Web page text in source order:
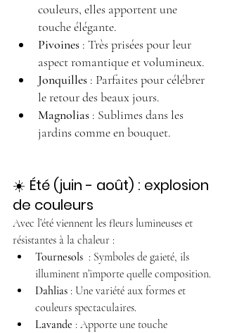
couleurs, elles apportent une
touche élégante.
Pivoines : Très prisées pour leur
aspect romantique et volumineux.
Jonquilles : Parfaites pour célébrer
le retour des beaux jours.
Magnolias : Sublimes dans les
jardins comme en bouquet.
☀️ Été (juin - août) : explosion
de couleurs
Avec l’été viennent les fleurs lumineuses et
résistantes à la chaleur :
Tournesols : Symboles de gaieté, ils
illuminent n’importe quelle composition.
Dahlias : Une variété aux formes et
couleurs spectaculaires.
Lavande : Apporte une touche